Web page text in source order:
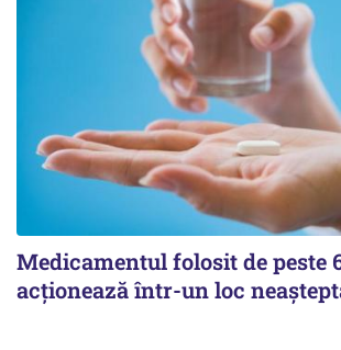
Medicamentul folosit de peste
acționează într-un loc